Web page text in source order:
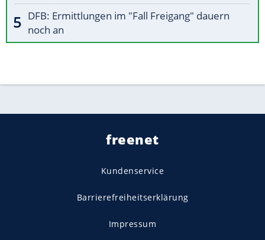
DFB: Ermittlungen im "Fall Freigang" dauern
noch an
freenet
Kundenservice
Barrierefreiheitserklärung
Impressum